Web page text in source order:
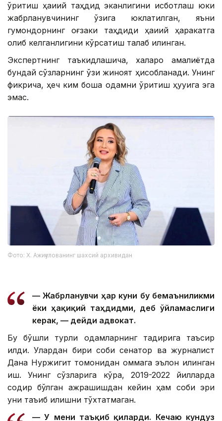
қўрқитиш ҳақиқий таҳдид эканлигини исботлаш юки
жабрланувчининг ўзига юклатилган, яъни
гумондорнинг оғзаки таҳдиди ҳақиқий ҳаракатга
олиб келганлигини кўрсатиш талаб қилинган.
Экспертнинг таъкидлашича, халқаро амалиётда
бундай сўзларнинг ўзи жиноят ҳисобланади. Унинг
фикрича, ҳеч ким бошқа одамни қўрқитиш ҳуқуқига эга
эмас.
Фото: Х. Ажиғулованинг шахсий архивидан
— Жабрланувчи ҳар куни бу бемаъниликми
ёки ҳақиқий таҳдидми, деб ўйламаслиги
керак, — дейди адвокат.
Бу бўшлиқ турли одамларнинг тақдирига таъсир
қилди. Улардан бири собиқ сенатор ва журналист
Дана Нуржигит томонидан оммага эълон қилинган
иш. Унинг сўзларига кўра, 2019-2022 йилларда
содир бўлган ажрашишдан кейин ҳам собиқ эри
уни таъқиб қилишни тўхтатмаган.
— У мени таъқиб қиларди. Кечаю кундуз